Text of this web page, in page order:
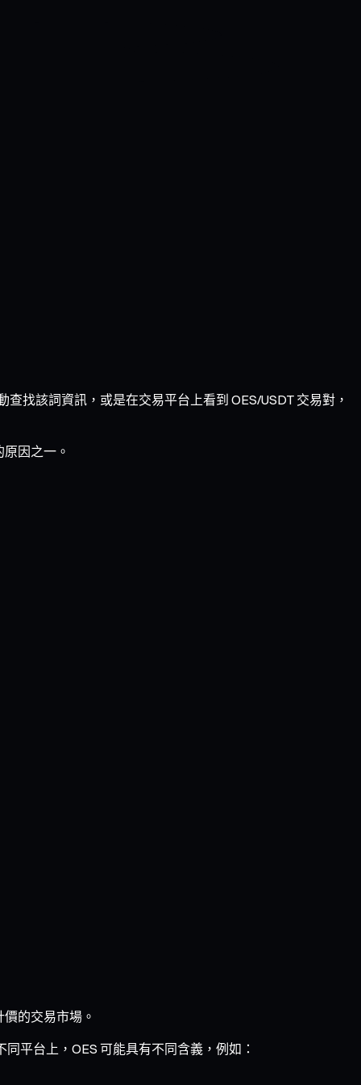
找該詞資訊，或是在交易平台上看到 OES/USDT 交易對，
因之一。
的交易市場。
平台上，OES 可能具有不同含義，例如：